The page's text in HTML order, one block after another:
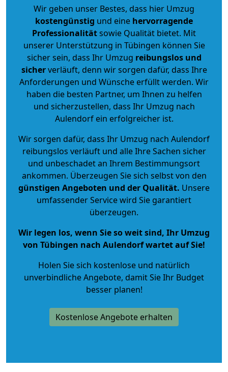
Wir geben unser Bestes, dass hier Umzug
kostengünstig und eine hervorragende
Professionalitätsowie Qualität bietet. Mit
unserer Unterstützung in Tübingen können Sie
sicher sein, dass Ihr Umzug reibungslos und
sicherverläuft, denn wir sorgen dafür, dass Ihre
Anforderungen und Wünsche erfüllt werden. Wir
haben die besten Partner, um Ihnen zu helfen
und sicherzustellen, dass Ihr Umzug nach
Aulendorf ein erfolgreicher ist.
Wir sorgen dafür, dass Ihr Umzug nach Aulendorf
reibungslos verläuft und alle Ihre Sachen sicher
und unbeschadet an Ihrem Bestimmungsort
ankommen. Überzeugen Sie sich selbst von den
günstigen Angeboten und der Qualität. Unsere
umfassender Service wird Sie garantiert
überzeugen.
Wir legen los, wenn Sie so weit sind, Ihr Umzug
von Tübingen nach Aulendorf wartet auf Sie!
Holen Sie sich kostenlose und natürlich
unverbindliche Angebote, damit Sie Ihr Budget
besser planen!
Kostenlose Angebote erhalten